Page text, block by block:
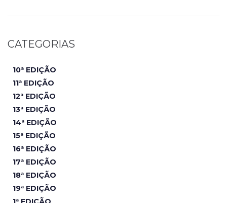
CATEGORIAS
10ª EDIÇÃO
11ª EDIÇÃO
12ª EDIÇÃO
13ª EDIÇÃO
14ª EDIÇÃO
15ª EDIÇÃO
16ª EDIÇÃO
17ª EDIÇÃO
18ª EDIÇÃO
19ª EDIÇÃO